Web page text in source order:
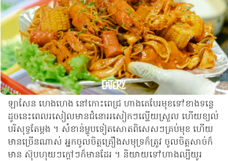
ឡាសែន ហេងហេង នៅកោះពេជ្រ ហាងគេបែរមុខទៅខាងទន្លេ
ដូចនេះពេលរសៀលមានជំនោររសៀកៗល្ហើយស្រួល ហើយខ្យល់
បរិសុទ្ធតែម្ដង ។ សំខាន់ម្ហូបទៀតសោតពិសេសៗគ្រប់មុខ ហើយ
មានច្រើនណាស់ អ្នកចូលចិត្តគ្រឿងសមុទ្រក៏ត្រូវ ចូលចិត្តសាច់ក៏
មាន ស៊ុបហុយៗក្ដៅៗក៏មានដែរ ។ និយាយទៅហាងល្បីយូរ